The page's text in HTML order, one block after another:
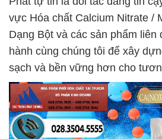
vực Hóa chất Calcium Nitrate /
Dạng Bột và các sản phẩm liên
hành cùng chúng tôi để xây
sạch và bền vững hơn cho